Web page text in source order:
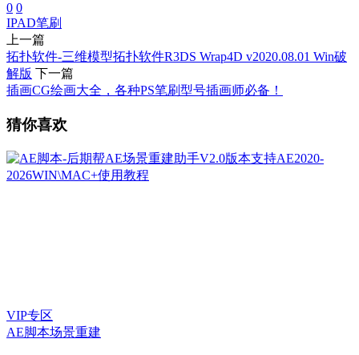
0 0
IPAD笔刷
上一篇
拓扑软件-三维模型拓扑软件R3DS Wrap4D v2020.08.01 Win破
解版 下一篇
插画CG绘画大全，各种PS笔刷型号插画师必备！
猜你喜欢
VIP专区
AE脚本场景重建